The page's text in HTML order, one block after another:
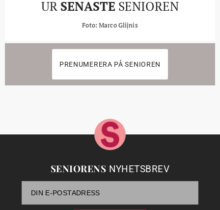
UR SENASTE SENIOREN
Foto: Marco Glijnis
PRENUMERERA PÅ SENIOREN
SENIORENS NYHETSBREV